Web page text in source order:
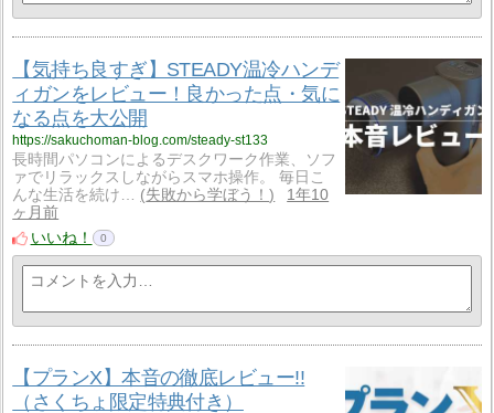
【気持ち良すぎ】STEADY温冷ハンデ
ィガンをレビュー！良かった点・気に
なる点を大公開
https://sakuchoman-blog.com/steady-st133
長時間パソコンによるデスクワーク作業、ソフ
ァでリラックスしながらスマホ操作。 毎日こ
んな生活を続け…
失敗から学ぼう！
1年10
ヶ月前
いいね！
0
【プランX】本音の徹底レビュー!!
（さくちょ限定特典付き）